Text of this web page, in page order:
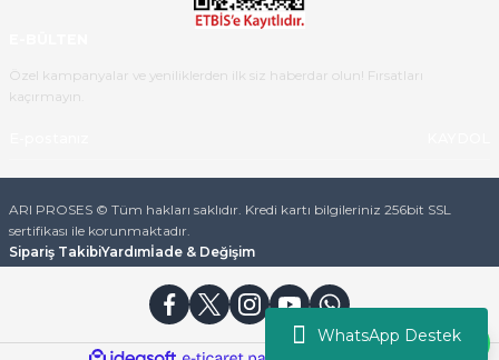
WhatsApp Destek
Özel kampanyalar ve yeniliklerden ilk siz haberdar olun! Fırsatları
kaçırmayın.
ARI PROSES © Tüm hakları saklıdır. Kredi kartı bilgileriniz 256bit SSL
sertifikası ile korunmaktadır.
Sipariş TakibiYardımİade & Değişim
ideasoft